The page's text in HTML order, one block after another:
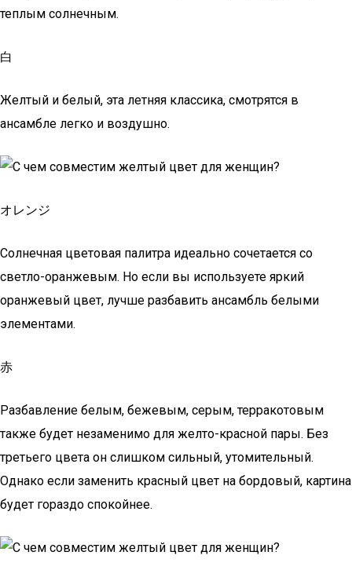
теплым солнечным.
白
Желтый и белый, эта летняя классика, смотрятся в
ансамбле легко и воздушно.
オレンジ
Солнечная цветовая палитра идеально сочетается со
светло-оранжевым. Но если вы используете яркий
оранжевый цвет, лучше разбавить ансамбль белыми
элементами.
赤
Разбавление белым, бежевым, серым, терракотовым
также будет незаменимо для желто-красной пары. Без
третьего цвета он слишком сильный, утомительный.
Однако если заменить красный цвет на бордовый, картина
будет гораздо спокойнее.